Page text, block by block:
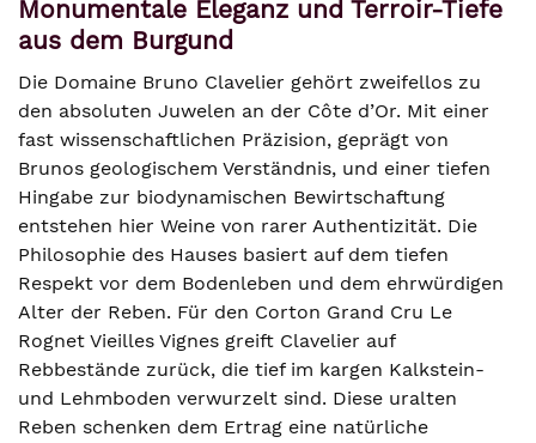
Monumentale Eleganz und Terroir-Tiefe
aus dem Burgund
Die Domaine Bruno Clavelier gehört zweifellos zu
den absoluten Juwelen an der Côte d’Or. Mit einer
fast wissenschaftlichen Präzision, geprägt von
Brunos geologischem Verständnis, und einer tiefen
Hingabe zur biodynamischen Bewirtschaftung
entstehen hier Weine von rarer Authentizität. Die
Philosophie des Hauses basiert auf dem tiefen
Respekt vor dem Bodenleben und dem ehrwürdigen
Alter der Reben. Für den Corton Grand Cru Le
Rognet Vieilles Vignes greift Clavelier auf
Rebbestände zurück, die tief im kargen Kalkstein-
und Lehmboden verwurzelt sind. Diese uralten
Reben schenken dem Ertrag eine natürliche